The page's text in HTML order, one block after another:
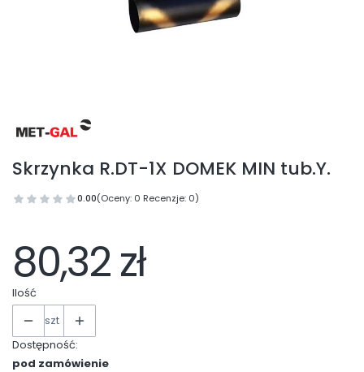
Skrzynka R.DT-1X DOMEK MIN tub.Y.
0.00(Oceny: 0 Recenzje: 0)
80,32 zł
Ilość
szt
Dostępność:
pod zamówienie